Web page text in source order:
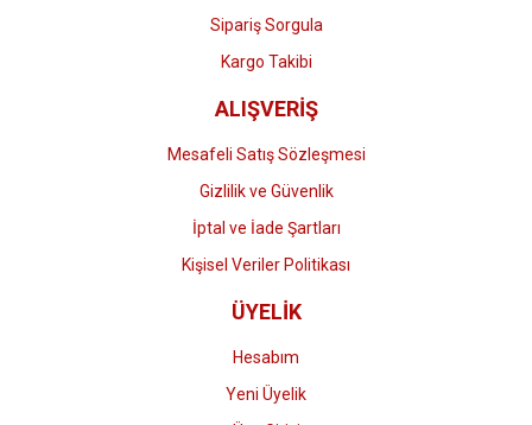
Gönder
Sipariş Sorgula
Kargo Takibi
ALIŞVERİŞ
Mesafeli Satış Sözleşmesi
Gizlilik ve Güvenlik
İptal ve İade Şartları
Kişisel Veriler Politikası
ÜYELİK
Hesabım
Yeni Üyelik